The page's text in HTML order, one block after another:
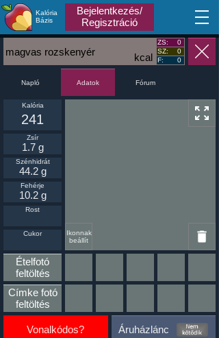
Kalória
Bázis
Bejelentkezés/
Regisztráció
MA
kcal
magvas rozskenyér
ZS:
0
SZ:
0
F:
0
Napló Adatok Fórum
Ikonnak
beállít
Kalória
241
Zsír
1.7 g
Szénhidrát
44.2 g
Fehérje
10.2 g
Rost
Cukor
Ételfotó
feltöltés
Címke fotó
feltöltés
Vonalkódos? Áruházlánc